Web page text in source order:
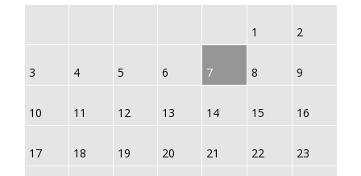
1 2
3 4 5 6 7 8 9
10 11 12 13 14 15 16
17 18 19 20 21 22 23